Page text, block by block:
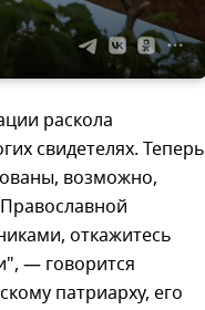
раскола
свидетелях. Теперь
возможно,
откажитесь
— говорится
патриарху, его